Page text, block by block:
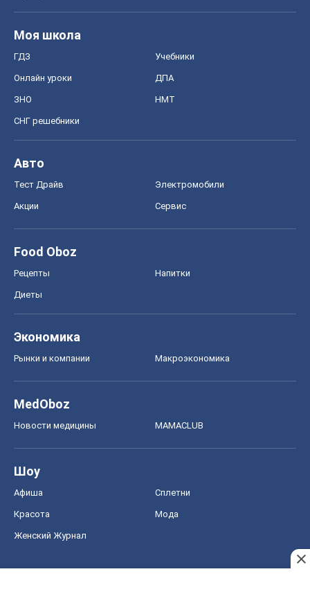
Моя школа
ГДЗ Учебники
Онлайн уроки ДПА
ЗНО НМТ
СНГ решебники
Авто
Тест Драйв Электромобили
Акции Сервис
Food Oboz
Рецепты Напитки
Диеты
Экономика
Рынки и компании Mакроэкономика
MedOboz
Новости медицины MAMACLUB
Шоу
Афиша Сплетни
Красота Мода
Женский Журнал